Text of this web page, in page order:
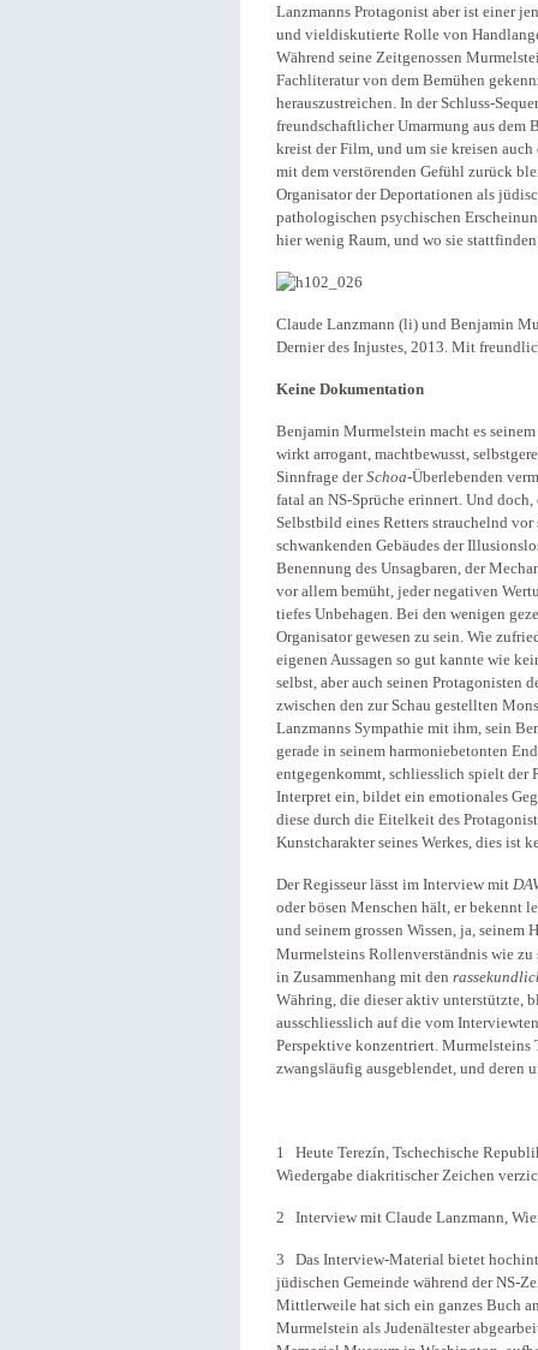
Lanzmanns Protagonist aber ist einer
und vieldiskutierte Rolle von
Während seine Zeitgenossen
Fachliteratur von dem Bemühen
herauszustreichen. In der Schluss-
freundschaftlicher Umarmung aus dem
kreist der Film, und um sie kreisen auch
mit dem verstörenden Gefühl zurück
Organisator der Deportationen als
pathologischen psychischen
hier wenig Raum, und wo sie
Claude Lanzmann (li) und Benjamin
Dernier des Injustes, 2013. Mit
Keine Dokumentation
Benjamin Murmelstein macht es
wirkt arrogant, machtbewusst,
Sinnfrage derSchoa-Überlebenden
fatal an NS-Sprüche erinnert. Und
Selbstbild eines Retters strauchelnd
schwankenden Gebäudes der
Benennung des Unsagbaren, der
vor allem bemüht, jeder negativen
tiefes Unbehagen. Bei den wenigen
Organisator gewesen zu sein. Wie
eigenen Aussagen so gut kannte wie
selbst, aber auch seinen
zwischen den zur Schau gestellten
Lanzmanns Sympathie mit ihm, sein
gerade in seinem harmoniebetonten
entgegenkommt, schliesslich spielt der
Interpret ein, bildet ein emotionales
diese durch die Eitelkeit des
Kunstcharakter seines Werkes, dies ist
Der Regisseur lässt im Interview mit
oder bösen Menschen hält, er bekennt
und seinem grossen Wissen, ja, seinem
Murmelsteins Rollenverständnis wie
in Zusammenhang mit den
Währing, die dieser aktiv unterstützte,
ausschliesslich auf die vom
Perspektive konzentriert.
zwangsläufig ausgeblendet, und deren
1 Heute Terezín, Tschechische
Wiedergabe diakritischer Zeichen
2 Interview mit Claude Lanzmann,
3 Das Interview-Material bietet
jüdischen Gemeinde während der NS-
Mittlerweile hat sich ein ganzes Buch
Murmelstein als Judenältester